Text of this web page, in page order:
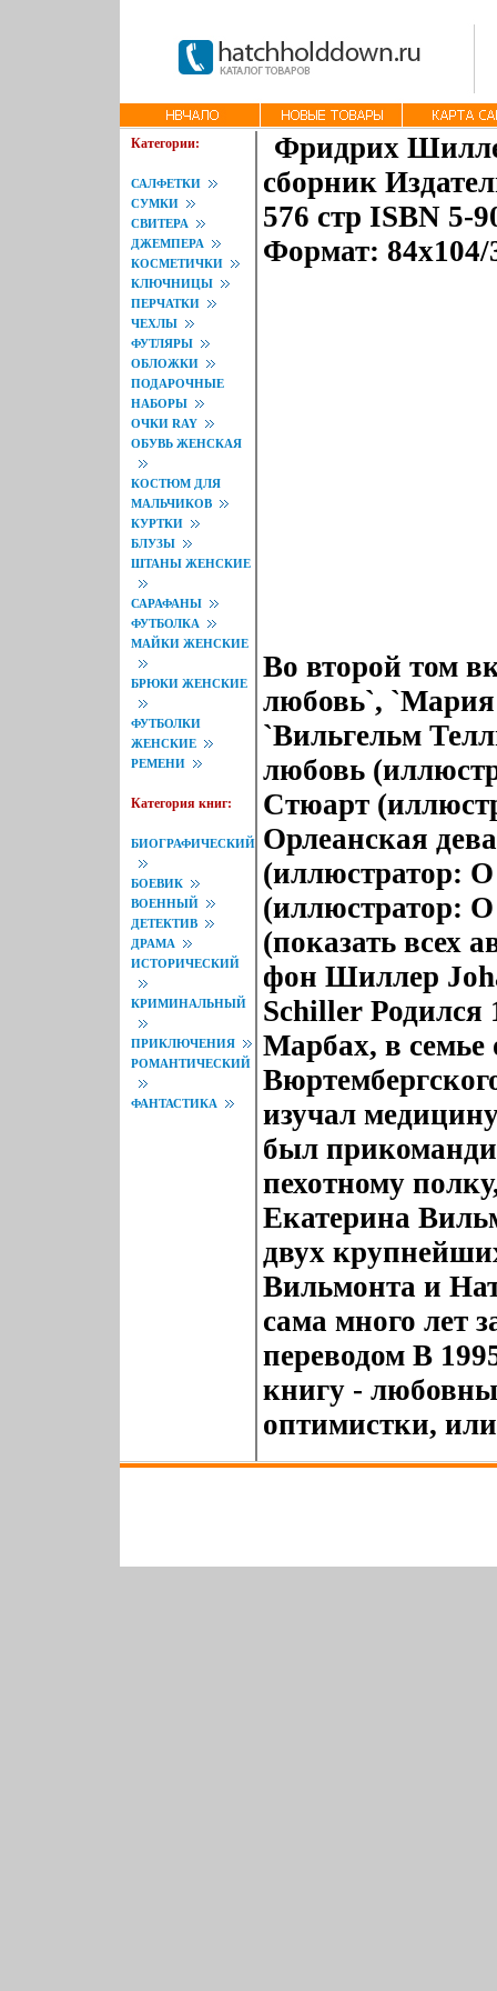
Категории:
САЛФЕТКИ
СУМКИ
СВИТЕРА
ДЖЕМПЕРА
КОСМЕТИЧКИ
КЛЮЧНИЦЫ
ПЕРЧАТКИ
ЧЕХЛЫ
ФУТЛЯРЫ
ОБЛОЖКИ
ПОДАРОЧНЫЕ
НАБОРЫ
ОЧКИ RAY
ОБУВЬ ЖЕНСКАЯ
КОСТЮМ ДЛЯ
МАЛЬЧИКОВ
КУРТКИ
БЛУЗЫ
ШТАНЫ ЖЕНСКИЕ
САРАФАНЫ
ФУТБОЛКА
МАЙКИ ЖЕНСКИЕ
БРЮКИ ЖЕНСКИЕ
ФУТБОЛКИ
ЖЕНСКИЕ
РЕМЕНИ
Категория книг:
БИОГРАФИЧЕСКИЙ
БОЕВИК
ВОЕННЫЙ
ДЕТЕКТИВ
ДРАМА
ИСТОРИЧЕСКИЙ
КРИМИНАЛЬНЫЙ
ПРИКЛЮЧЕНИЯ
РОМАНТИЧЕСКИЙ
ФАНТАСТИКА
Фридрих
сборник
576 стр ISBN 5-
Формат: 84x104/
Во второй том
любовь`, `Мария
`Вильгельм
любовь
Стюарт
Орлеанская
(иллюстратор:
(иллюстратор:
(показать всех
фон Шиллер
Schiller Родился
Марбах, в семье
изучал
был
пехотному
Екатерина
двух
Вильмонта и
сама много лет
переводом В
книгу -
оптимистки,